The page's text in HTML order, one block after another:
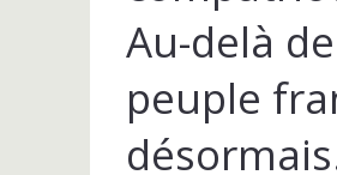
Au-delà
peuple